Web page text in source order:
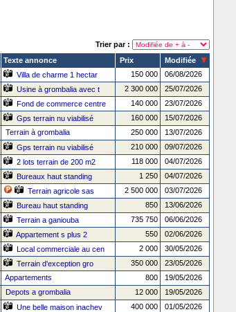
Trier par :
Texte annonce Prix
Modifiée
Villa de charme 1 hectar 150 000
06/08/2026
Usine à grombalia avec t 2 300 000
25/07/2026
Fond de commerce centre 140 000
23/07/2026
Gps terrain nu viabilisé 160 000
15/07/2026
Terrain à grombalia 250 000
13/07/2026
Gps terrain nu viabilisé 210 000
09/07/2026
2 lots terrain de 200 m2 118 000
04/07/2026
Bureaux haut standing 1 250
04/07/2026
Terrain agricole sas 2 500 000
03/07/2026
Bureau haut standing 850
13/06/2026
Terrain a ganiouba 735 750
06/06/2026
Appartement s plus 2 550
02/06/2026
Local commerciale au cen 2 000
30/05/2026
Terrain d'exception gro 350 000
23/05/2026
Appartements 800
19/05/2026
Depots a grombalia 12 000
19/05/2026
Une belle maison inachev 400 000
01/05/2026